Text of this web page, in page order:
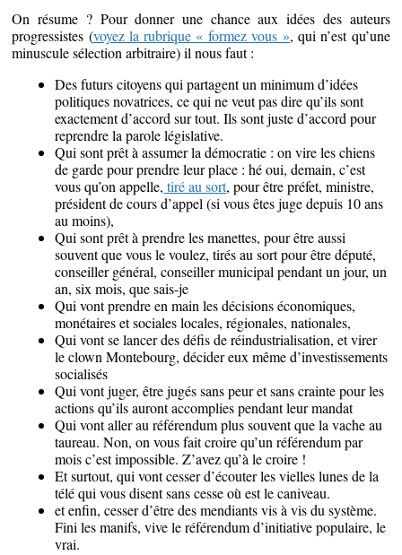
On résume ? Pour donner une chance aux idées des auteurs
progressistes (voyez la rubrique « formez vous », qui n’est qu’une
minuscule sélection arbitraire) il nous faut :
Des futurs citoyens qui partagent un minimum d’idées
politiques novatrices, ce qui ne veut pas dire qu’ils sont
exactement d’accord sur tout. Ils sont juste d’accord pour
reprendre la parole législative.
Qui sont prêt à assumer la démocratie : on vire les chiens
de garde pour prendre leur place : hé oui, demain, c’est
vous qu’on appelle, tiré au sort, pour être préfet, ministre,
président de cours d’appel (si vous êtes juge depuis 10 ans
au moins),
Qui sont prêt à prendre les manettes, pour être aussi
souvent que vous le voulez, tirés au sort pour être député,
conseiller général, conseiller municipal pendant un jour, un
an, six mois, que sais-je
Qui vont prendre en main les décisions économiques,
monétaires et sociales locales, régionales, nationales,
Qui vont se lancer des défis de réindustrialisation, et virer
le clown Montebourg, décider eux même d’investissements
socialisés
Qui vont juger, être jugés sans peur et sans crainte pour les
actions qu’ils auront accomplies pendant leur mandat
Qui vont aller au référendum plus souvent que la vache au
taureau. Non, on vous fait croire qu’un référendum par
mois c’est impossible. Z’avez qu’à le croire !
Et surtout, qui vont cesser d’écouter les vielles lunes de la
télé qui vous disent sans cesse où est le caniveau.
et enfin, cesser d’être des mendiants vis à vis du système.
Fini les manifs, vive le référendum d’initiative populaire, le
vrai.